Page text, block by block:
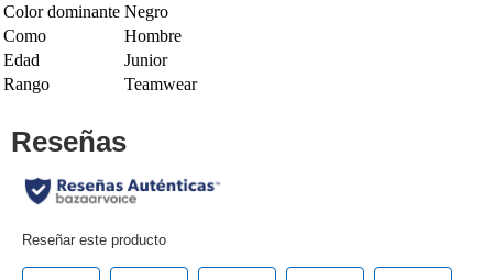
Color dominante Negro
Como
Hombre
Edad
Junior
Rango
Teamwear